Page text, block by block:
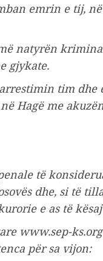
emrin e tij,
natyrën
gjykate.
tim dhe
Hagë me
të
dhe, si të
e as të
www.sep-
për sa vijon: